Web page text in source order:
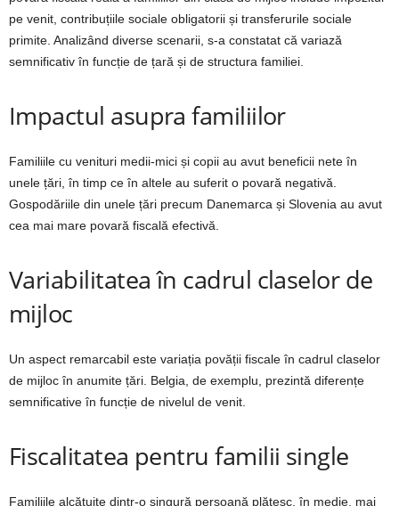
pe venit, contribuțiile sociale obligatorii și transferurile sociale
primite. Analizând diverse scenarii, s-a constatat că variază
semnificativ în funcție de țară și de structura familiei.
Impactul asupra familiilor
Familiile cu venituri medii-mici și copii au avut beneficii nete în
unele țări, în timp ce în altele au suferit o povară negativă.
Gospodăriile din unele țări precum Danemarca și Slovenia au avut
cea mai mare povară fiscală efectivă.
Variabilitatea în cadrul claselor de
mijloc
Un aspect remarcabil este variația povății fiscale în cadrul claselor
de mijloc în anumite țări. Belgia, de exemplu, prezintă diferențe
semnificative în funcție de nivelul de venit.
Fiscalitatea pentru familii single
Familiile alcătuite dintr-o singură persoană plătesc, în medie, mai